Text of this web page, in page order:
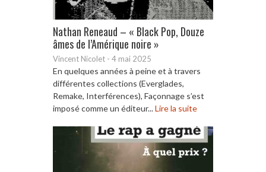
Nathan Reneaud – « Black Pop, Douze
âmes de l’Amérique noire »
Vincent Nicolet - 4 mai 2025
En quelques années à peine et à travers
différentes collections (Everglades,
Remake, Interférences), Façonnage s’est
imposé comme un éditeur...Lire la suite